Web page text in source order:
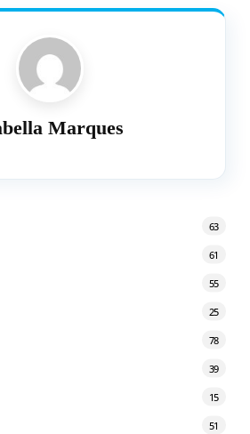
Marques
63
61
55
25
78
39
15
51